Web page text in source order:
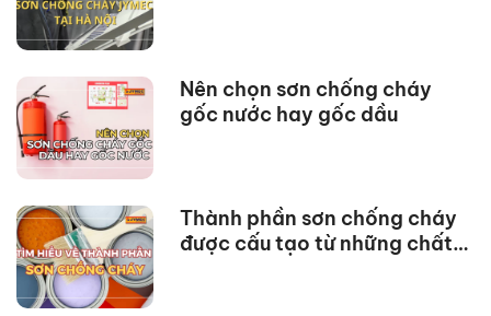
Nên chọn sơn chống cháy
gốc nước hay gốc dầu
Thành phần sơn chống cháy
được cấu tạo từ những chất